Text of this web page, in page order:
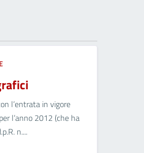
l’entrata in vigore
l’anno 2012 (che ha
n....